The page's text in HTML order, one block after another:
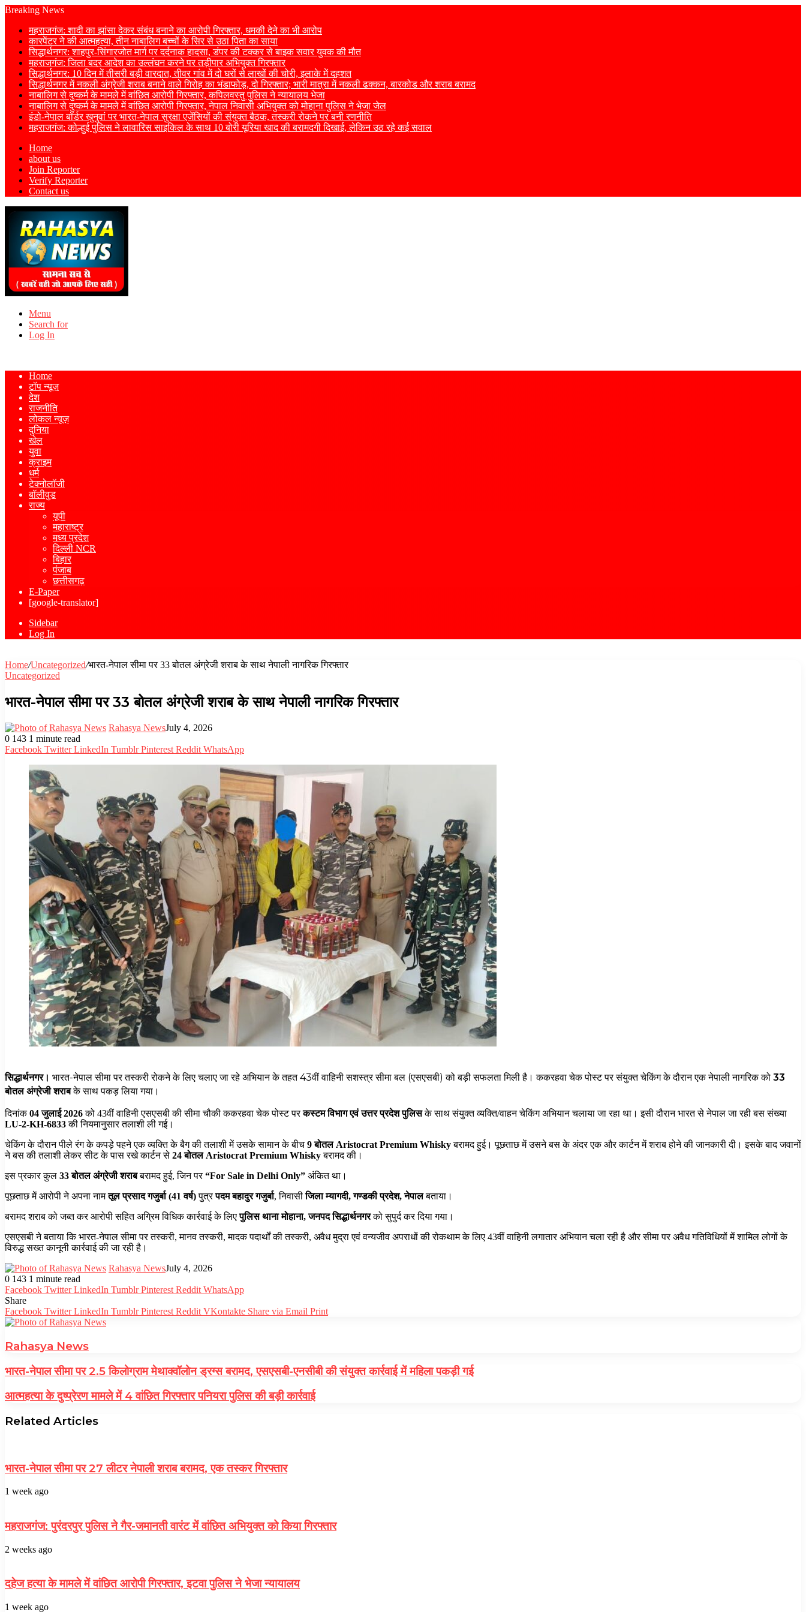
Breaking News
महराजगंज: शादी का झांसा देकर संबंध बनाने का आरोपी गिरफ्तार, धमकी देने का भी आरोप
कारपेंटर ने की आत्महत्या, तीन नाबालिग बच्चों के सिर से उठा पिता का साया
सिद्धार्थनगर: शाहपुर-सिंगारजोत मार्ग पर दर्दनाक हादसा, डंपर की टक्कर से बाइक सवार युवक की मौत
महराजगंज: जिला बदर आदेश का उल्लंघन करने पर तड़ीपार अभियुक्त गिरफ्तार
सिद्धार्थनगर: 10 दिन में तीसरी बड़ी वारदात, तीवर गांव में दो घरों से लाखों की चोरी, इलाके में दहशत
सिद्धार्थनगर में नकली अंग्रेजी शराब बनाने वाले गिरोह का भंडाफोड़, दो गिरफ्तार; भारी मात्रा में नकली ढक्कन, बारकोड और शराब बरामद
नाबालिग से दुष्कर्म के मामले में वांछित आरोपी गिरफ्तार, कपिलवस्तु पुलिस ने न्यायालय भेजा
नाबालिग से दुष्कर्म के मामले में वांछित आरोपी गिरफ्तार, नेपाल निवासी अभियुक्त को मोहाना पुलिस ने भेजा जेल
इंडो-नेपाल बॉर्डर खुनुवां पर भारत-नेपाल सुरक्षा एजेंसियों की संयुक्त बैठक, तस्करी रोकने पर बनी रणनीति
महराजगंज: कोल्हुई पुलिस ने लावारिस साइकिल के साथ 10 बोरी यूरिया खाद की बरामदगी दिखाई, लेकिन उठ रहे कई सवाल
Home
about us
Join Reporter
Verify Reporter
Contact us
Menu
Search for
Log In
Home
टॉप न्यूज़
देश
राजनीति
लोकल न्यूज़
दुनिया
खेल
युवा
क्राइम
धर्म
टेक्नोलॉजी
बॉलीवुड
राज्य
यूपी
महाराष्ट्र
मध्य प्रदेश
दिल्ली NCR
बिहार
पंजाब
छत्तीसगढ़
E-Paper
[google-translator]
Sidebar
Log In
Home/Uncategorized/भारत-नेपाल सीमा पर 33 बोतल अंग्रेजी शराब के साथ नेपाली नागरिक गिरफ्तार
Uncategorized
भारत-नेपाल सीमा पर 33 बोतल अंग्रेजी शराब के साथ नेपाली नागरिक गिरफ्तार
Rahasya NewsJuly 4, 2026
0 143 1 minute read
Facebook Twitter LinkedIn Tumblr Pinterest Reddit WhatsApp
सिद्धार्थनगर। भारत-नेपाल सीमा पर तस्करी रोकने के लिए चलाए जा रहे अभियान के तहत 43वीं वाहिनी सशस्त्र सीमा बल (एसएसबी) को बड़ी सफलता मिली है। ककरहवा चेक पोस्ट पर संयुक्त चेकिंग के दौरान एक नेपाली नागरिक को 33
बोतल अंग्रेजी शराबके साथ पकड़ लिया गया।
दिनांक04 जुलाई 2026को 43वीं वाहिनी एसएसबी की सीमा चौकी ककरहवा चेक पोस्ट परकस्टम विभाग एवं उत्तर प्रदेश पुलिसके साथ संयुक्त व्यक्ति/वाहन चेकिंग अभियान चलाया जा रहा था। इसी दौरान भारत से नेपाल जा रही बस संख्या
LU-2-KH-6833की नियमानुसार तलाशी ली गई।
चेकिंग के दौरान पीले रंग के कपड़े पहने एक व्यक्ति के बैग की तलाशी में उसके सामान के बीच 9 बोतल Aristocrat Premium Whiskyबरामद हुई। पूछताछ में उसने बस के अंदर एक और कार्टन में शराब होने की जानकारी दी। इसके बाद जवानों
ने बस की तलाशी लेकर सीट के पास रखे कार्टन से 24 बोतल Aristocrat Premium Whiskyबरामद की।
इस प्रकार कुल 33 बोतल अंग्रेजी शराबबरामद हुई, जिन पर“For Sale in Delhi Only” अंकित था।
पूछताछ में आरोपी ने अपना नामतूल प्रसाद गजुर्बा (41 वर्ष)पुत्रपदम बहादुर गजुर्बा, निवासीजिला म्यागदी, गण्डकी प्रदेश, नेपालबताया।
बरामद शराब को जब्त कर आरोपी सहित अग्रिम विधिक कार्रवाई के लिएपुलिस थाना मोहाना, जनपद सिद्धार्थनगरको सुपुर्द कर दिया गया।
एसएसबी ने बताया कि भारत-नेपाल सीमा पर तस्करी, मानव तस्करी, मादक पदार्थों की तस्करी, अवैध मुद्रा एवं वन्यजीव अपराधों की रोकथाम के लिए 43वीं वाहिनी लगातार अभियान चला रही है और सीमा पर अवैध गतिविधियों में शामिल लोगों के
विरुद्ध सख्त कानूनी कार्रवाई की जा रही है।
Rahasya NewsJuly 4, 2026
0 143 1 minute read
Facebook Twitter LinkedIn Tumblr Pinterest Reddit WhatsApp
Share
Facebook Twitter LinkedIn Tumblr Pinterest Reddit VKontakte Share via Email Print
Rahasya News
भारत-नेपाल सीमा पर 2.5 किलोग्राम मेथाक्वॉलोन ड्रग्स बरामद, एसएसबी-एनसीबी की संयुक्त कार्रवाई में महिला पकड़ी गई
आत्महत्या के दुष्प्रेरण मामले में 4 वांछित गिरफ्तार पनियरा पुलिस की बड़ी कार्रवाई
Related Articles
भारत-नेपाल सीमा पर 27 लीटर नेपाली शराब बरामद, एक तस्कर गिरफ्तार
1 week ago
महराजगंज: पुरंदरपुर पुलिस ने गैर-जमानती वारंट में वांछित अभियुक्त को किया गिरफ्तार
2 weeks ago
दहेज हत्या के मामले में वांछित आरोपी गिरफ्तार, इटवा पुलिस ने भेजा न्यायालय
1 week ago